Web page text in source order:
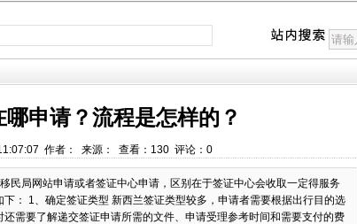
申请？流程是怎样的？
作者： 来源： 查看：130 评论：0
民局网站申请或者签证中心申请，区别在于签证中心会收取一定得服务
： 1、确定签证类型 新西兰签证类型较多，申请者需要根据出行目的选
需要了解递交签证申请所需的文件、申请受理参考时间和需要支付的费